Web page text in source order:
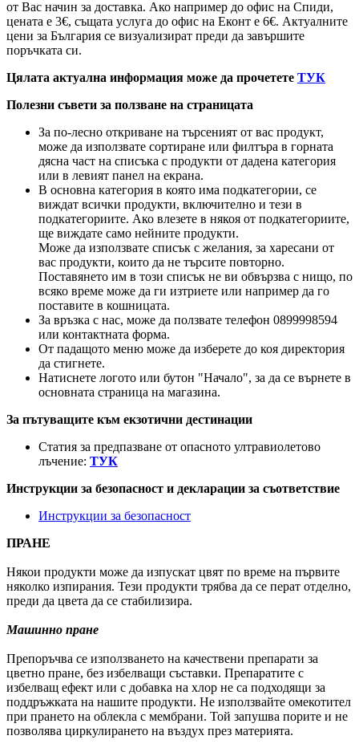
от Вас начин за доставка. Ако например до офис на Спиди,
цената е 3€, същата услуга до офис на Еконт е 6€. Актуалните
цени за България се визуализират преди да завършите
поръчката си.
Цялата актуална информация може да прочетете ТУК
Полезни съвети за ползване на страницата
За по-лесно откриване на търсеният от вас продукт,
може да използвате сортиране или филтъра в горната
дясна част на списъка с продукти от дадена категория
или в левият панел на екрана.
В основна категория в която има подкатегории, се
виждат всички продукти, включително и тези в
подкатегориите. Ако влезете в някоя от подкатегориите,
ще виждате само нейните продукти.
Може да използвате списък с желания, за харесани от
вас продукти, които да не търсите повторно.
Поставянето им в този списък не ви обвързва с нищо, по
всяко време може да ги изтриете или например да го
поставите в кошницата.
За връзка с нас, може да ползвате телефон 0899998594
или контактната форма.
От падащото меню може да изберете до коя директория
да стигнете.
Натиснете логото или бутон "Начало", за да се върнете в
основната страница на магазина.
За пътуващите към екзотични дестинации
Статия за предпазване от опасното ултравиолетово
лъчение: ТУК
Инструкции за безопасност и декларации за съответствие
Инструкции за безопасност
ПРАНЕ
Някои продукти може да изпускат цвят по време на първите
няколко изпирания. Тези продукти трябва да се перат отделно,
преди да цвета да се стабилизира.
Машинно пране
Препоръчва се използването на качествени препарати за
цветно пране, без избелващи съставки. Препаратите с
избелващ ефект или с добавка на хлор не са подходящи за
поддръжката на нашите продукти. Не използвайте омекотител
при прането на облекла с мембрани. Той запушва порите и не
позволява циркулирането на въздух през материята.